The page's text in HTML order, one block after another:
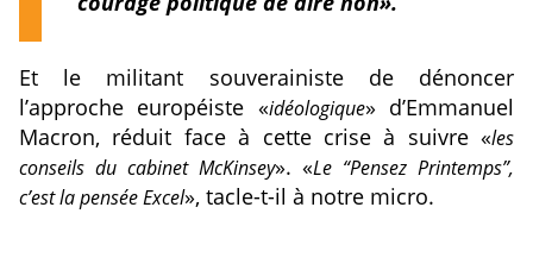
Et le militant souverainiste de dénoncer
l’approche européiste «idéologique» d’Emmanuel
Macron, réduit face à cette crise à suivre «les
conseils du cabinet McKinsey». «Le “Pensez Printemps”,
c’est la pensée Excel», tacle-t-il à notre micro.